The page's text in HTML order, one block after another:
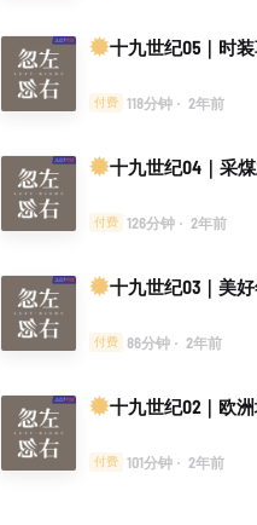
十九世纪05｜时
付费 118分钟 · 2年前
十九世纪04｜采
付费 126分钟 · 2年前
十九世纪03｜美
付费 86分钟 · 2年前
十九世纪02｜欧
付费 101分钟 · 2年前